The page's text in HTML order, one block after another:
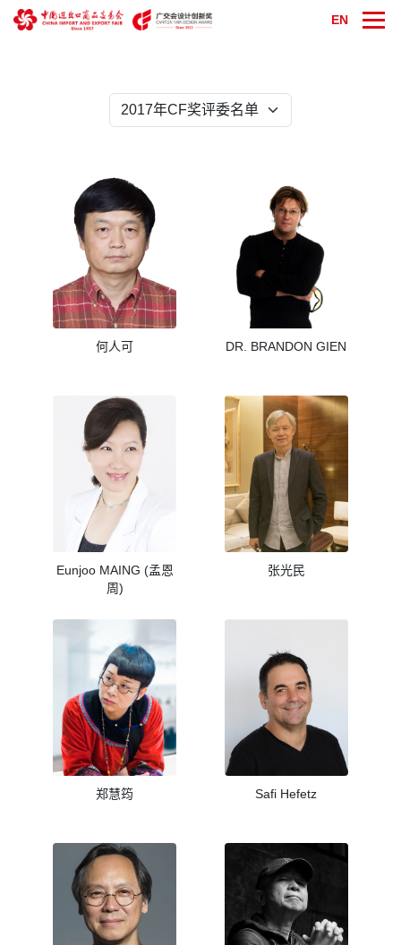
EN
何人可 DR. BRANDON GIEN
Eunjoo MAING (孟恩
周)
张光民
郑慧筠 Safi Hefetz